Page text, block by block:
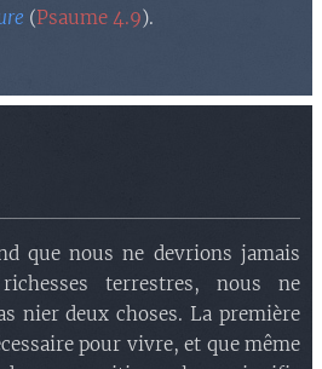
(Psaume 4.9).
que nous ne devrions jamais
terrestres, nous ne
nier deux choses. La première
pour vivre, et que même